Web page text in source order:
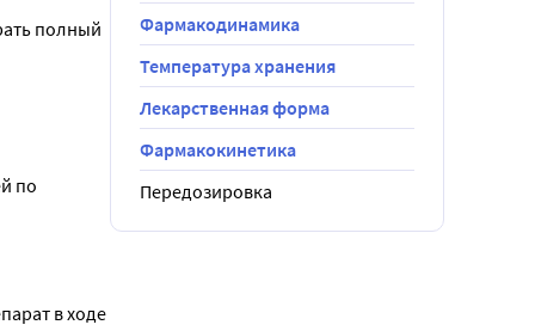
у
раздел
полный
атрофии,
по
в ходе
Фармакодинамика
Температура хранения
Лекарственная форма
Фармакокинетика
Передозировка